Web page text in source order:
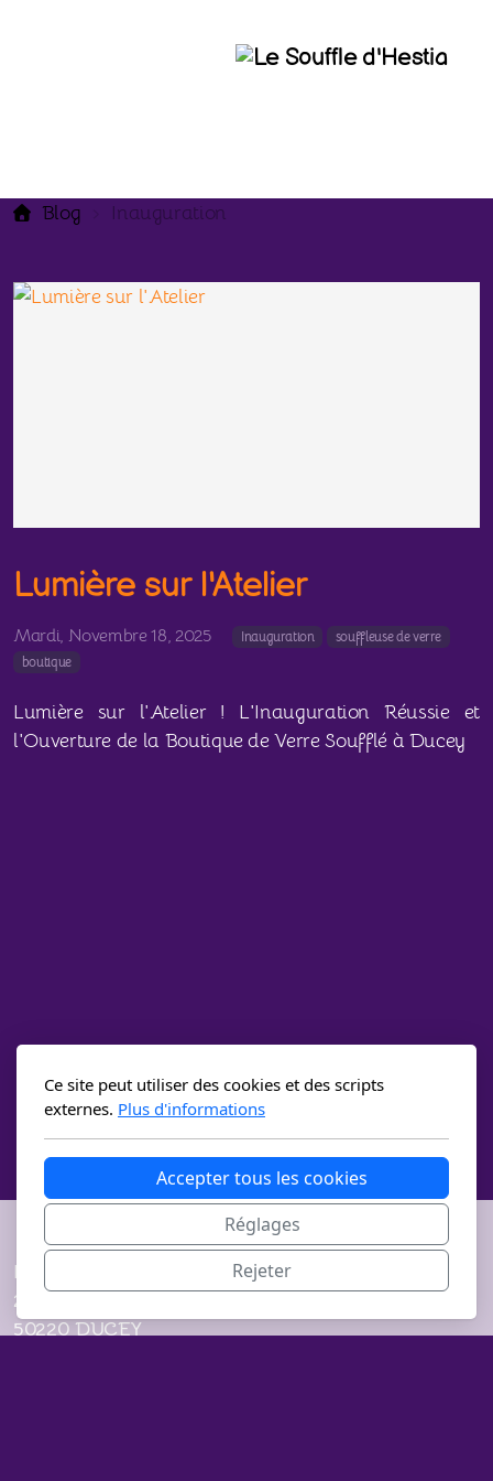
Blog Inauguration
Lumière sur l'Atelier
Mardi, Novembre 18, 2025 Inauguration
souffleuse de verre
boutique
Lumière sur l'Atelier ! L'Inauguration Réussie et
l'Ouverture de la Boutique de Verre Soufflé à Ducey
Le Souffle d'Hestia
21 rue des Chéris
50220 DUCEY
Ce site peut utiliser des cookies et des scripts
externes. Plus d'informations
Accepter tous les cookies
Réglages
Rejeter